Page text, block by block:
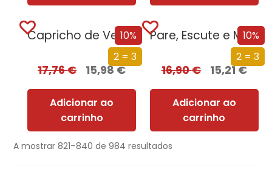
10%
2 = 3
Capricho de Veludo
17,76€ 15,98€
Adicionar ao
carrinho
10%
2 = 3
Pare, Escute e Mude
16,90€ 15,21€
Adicionar ao
carrinho
A mostrar 821–840 de 984 resultados